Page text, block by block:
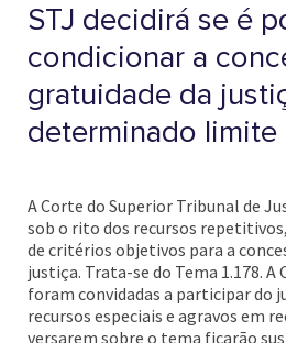
STJ decidirá se é
condicionar a
gratuidade da
determinado limite
A Corte do Superior Tribunal de
sob o rito dos recursos
de critérios objetivos para a
justiça. Trata-se do Tema 1.178. A
foram convidadas a participar do
recursos especiais e agravos em
versarem sobre o tema ficarão